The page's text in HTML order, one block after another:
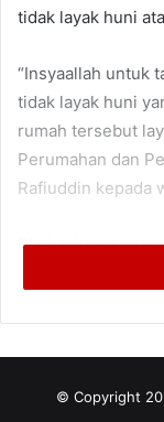
tidak layak huni
“Insyaallah untuk
tidak layak huni
rumah tersebut
Perumahan dan
Rafiuddin kepada
Dia berharap
dapat selesai
“Perbaikan 135
Anggaran
© Copyright